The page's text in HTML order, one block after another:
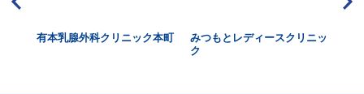
有本乳腺外科クリニック本町
みつもとレディースクリニッ
ク